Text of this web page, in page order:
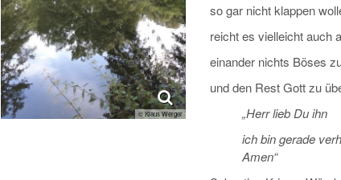
© Klaus Werger
so gar nicht klappen
reicht es vielleicht auch
einander nichts Böses
und den Rest Gott zu
„Herr lieb Du ihn
ich bin gerade
Amen“